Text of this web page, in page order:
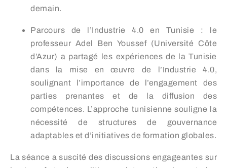
demain.
Parcours de l’Industrie 4.0 en Tunisie : le
professeur Adel Ben Youssef (Université Côte
d’Azur) a partagé les expériences de la Tunisie
dans la mise en œuvre de l’Industrie 4.0,
soulignant l’importance de l’engagement des
parties prenantes et de la diffusion des
compétences. L’approche tunisienne souligne la
nécessité de structures de gouvernance
adaptables et d’initiatives de formation globales.
La séance a suscité des discussions engageantes sur